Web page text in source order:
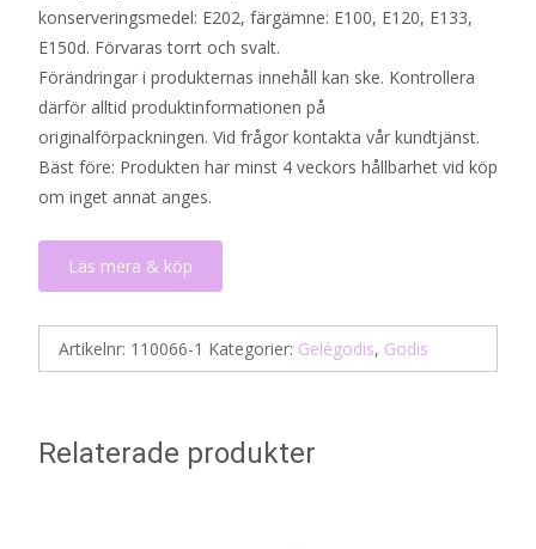
konserveringsmedel: E202, färgämne: E100, E120, E133,
E150d. Förvaras torrt och svalt.
Förändringar i produkternas innehåll kan ske. Kontrollera
därför alltid produktinformationen på
originalförpackningen. Vid frågor kontakta vår kundtjänst.
Bäst före: Produkten har minst 4 veckors hållbarhet vid köp
om inget annat anges.
Läs mera & köp
Artikelnr: 110066-1 Kategorier: Gelégodis, Godis
Relaterade produkter